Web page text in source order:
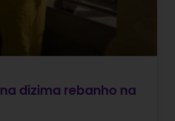
dizima rebanho na